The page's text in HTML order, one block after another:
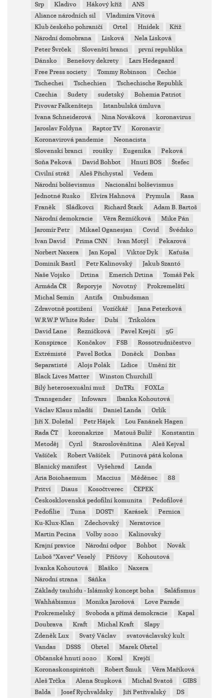
Srp
Kladivo Hákový kříž
ANS
Aliance národních sil
Vladimíra Vítová
Klub českého pohraničí
Ortel Hnídek
Kříž
Národní domobrana
Lisková
Nela Lisková
Peter Švrček
Slovenští branci
první republika
Dánsko
Benešovy dekrety
Lars Hedegaard
Free Press society
Tommy Robinson
Čechie
Tschechei
Tschechien
Tschechische Republik
Czechia
Sudety sudetský
Bohemia Patriot
Pivovar Falkenštejn
Istanbulská úmluva
Ivana Schneiderová
Nina Nováková
koronavirus
Jaroslav Foldyna
Raptor TV
Koronavir
Koronavirová pandemie
Neonacista
Slovenskí branci
roušky Eugenika
Peková
Soňa Peková
David Bohbot Hnutí BOS
Štefec
Civilní stráž
Aleš Přichystal
Vedem
Národní bolševismus
Nacionální bolševismus
Jednotné Rusko
Elvíra Hahnová Prymula
Rasa
Franěk
Sládkovci Richard Štark
Adam B. Bartoš
Národní demokracie
Věra Řezníčková
Mike Pán
Jaromír Petr
Mikael Oganesjan Covid
Švédsko
Ivan David
Prima CNN Ivan Motýl
Pekarová
Norbert Naxera
Jan Kopal Viktor Dyk
Kaťuša
Dominik Bastl
Petr Kalinovský
Jakub Szantó
Naše Vojsko
Drtina Emerich Drtina
Tomáš Pek
Armáda ČR
Řeporyje Novotný
Prokremelští
Michal Semín
Antifa
Ombudsman
Zdravotně postižení
Vozíčkář
Jana Peterková
W.R.W.P White Rider
Dubí
Trikolóra
David Lane
Řezníčková Pavel Krejčí
5G
Konspirace
Končakov FSB
Rossotrudničestvo
Extrémisté
Pavel Botka Doněck
Donbas
Separatisté
Alojs Polák Lidice
Umění žít
Black Lives Matter
Winston Churchill
Bílý heterosexuální muž
DnTR1
FOXL2
Transgender
Infowars
Ibanka Kohoutová
Václav Klaus mladší
Daniel Landa
Orlík
Jiří X. Doležal
Petr Hájek
Lou Fanánek Hagen
Rada ČT
koronakrize Matouš Bulíř
Konstantin
Metoděj
Cyril Staroslověnština
Aleš Kejval
Vašíček
Robert Vašíček
Putinová pátá kolona
Blanický manifest
Vyšehrad
Landa
Aria Boiohaemum
Maccius Měděnec
88
Pritví
Diaus Kosočtverec
ČEPEK
Českosklovenská pedofilní komunita
Pedofilové
Pedofilie
Tuna DOST! Karásek
Pernica
Ku-Klux-Klan
Zdechovský
Neratovice
Martin Pecina
Volby 2020
Kalinovský
Krajní pravice
Národní odpor Bohbot
Novák
Luboš "Xaver" Veselý
Příčovy
Kohoutová
Ivanka Kohoutová
Blaško
Naxera
Národní strana
Sáňka
Základy tauhídu - Islámský koncept boha
Saláfismus
Wahhábismus
Monika Jarošová
Love Parade
Prokremelský
Svoboda a přímá demokracie
Kapal
Doubrava
Kraft Michal Kraft
Slapy
Zdeněk Lux
Svatý Václav
svatováclavský kult
Vandas
DSSS Obrtel
Marek Obrtel
Občanské hnutí 2020
Koral
Krejčí
Koronaskonspirátoři
Robert Šmuk
Věra Maříková
Aleš Trčka
Alena Stupková Michal Svatoš
GIBS
Balda
Josef Rychvaldsky Jiří Petřivalský DS